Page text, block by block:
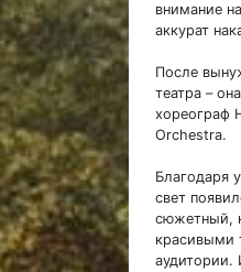
внимание
аккурат
После
театра –
хореограф
Orchestra.
Благодаря
свет
сюжетный,
красивыми
аудитории.